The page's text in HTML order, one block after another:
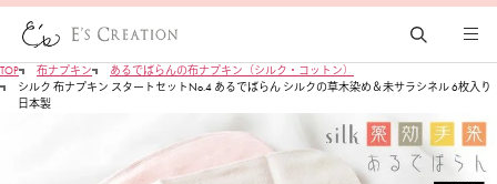
TOP 布ナプキン
あるでばらんの布ナプキン（シルク・コットン）
シルク 布ナプキン スタートセットNo.4 あるでばらん シルクの草木染め＆未サラシネル 6枚入り
日本製